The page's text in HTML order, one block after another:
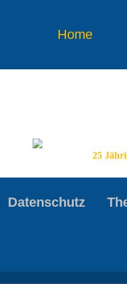
Home
25
Datenschutz